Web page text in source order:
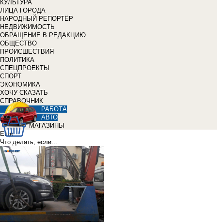
КУЛЬТУРА
ЛИЦА ГОРОДА
НАРОДНЫЙ РЕПОРТЁР
НЕДВИЖИМОСТЬ
ОБРАЩЕНИЕ В РЕДАКЦИЮ
ОБЩЕСТВО
ПРОИСШЕСТВИЯ
ПОЛИТИКА
СПЕЦПРОЕКТЫ
СПОРТ
ЭКОНОМИКА
ХОЧУ СКАЗАТЬ
СПРАВОЧНИК
РАБОТА
АВТО
МАГАЗИНЫ
Еще
Что делать, если...